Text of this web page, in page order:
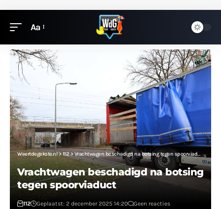
Aa
Weertdegekste.nl>112>Vrachtwagen beschadigd na botsing tegen spoorviaduct
Vrachtwagen beschadigd na botsing
tegen spoorviaduct
112 Geplaatst: 2 december 2025 14:20
Geen reacties